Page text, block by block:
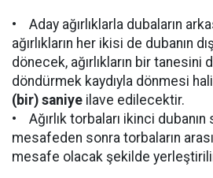
• Aday ağırlıklarla dubaların
ağırlıkların her ikisi de dubanın
dönecek, ağırlıkların bir tanesini
döndürmek kaydıyla dönmesi
(bir) saniye ilave edilecektir.
• Ağırlık torbaları ikinci
mesafeden sonra torbaların
mesafe olacak şekilde